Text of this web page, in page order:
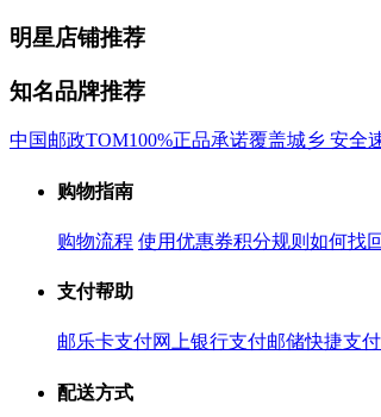
明星店铺推荐
知名品牌推荐
中国邮政TOM100%正品承诺覆盖城乡 安全
购物指南
购物流程 使用优惠券积分规则 如何找
支付帮助
邮乐卡支付网上银行支付邮储快捷支付
配送方式